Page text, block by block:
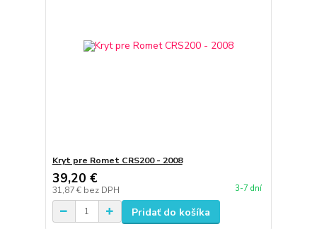
Kryt pre Romet CRS200 - 2008
39,20 €
31,87 € bez DPH 3-7 dní
Pridať do košíka